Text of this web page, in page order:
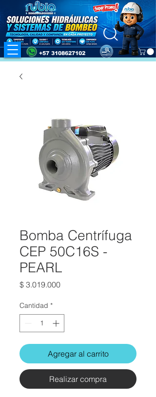
+57 3108627102
Bomba Centrífuga
CEP 50C16S -
PEARL
$ 3.019.000Precio
Cantidad *
Agregar al carrito
Realizar compra